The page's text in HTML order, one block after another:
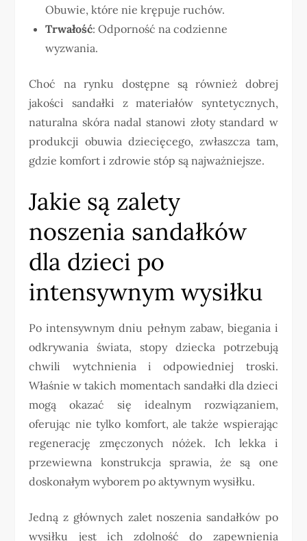
Obuwie, które nie krępuje ruchów.
Trwałość: Odporność na codzienne
wyzwania.
Choć na rynku dostępne są również dobrej
jakości sandałki z materiałów syntetycznych,
naturalna skóra nadal stanowi złoty standard w
produkcji obuwia dziecięcego, zwłaszcza tam,
gdzie komfort i zdrowie stóp są najważniejsze.
Jakie są zalety
noszenia sandałków
dla dzieci po
intensywnym wysiłku
Po intensywnym dniu pełnym zabaw, biegania i
odkrywania świata, stopy dziecka potrzebują
chwili wytchnienia i odpowiedniej troski.
Właśnie w takich momentach sandałki dla dzieci
mogą okazać się idealnym rozwiązaniem,
oferując nie tylko komfort, ale także wspierając
regenerację zmęczonych nóżek. Ich lekka i
przewiewna konstrukcja sprawia, że są one
doskonałym wyborem po aktywnym wysiłku.
Jedną z głównych zalet noszenia sandałków po
wysiłku jest ich zdolność do zapewnienia